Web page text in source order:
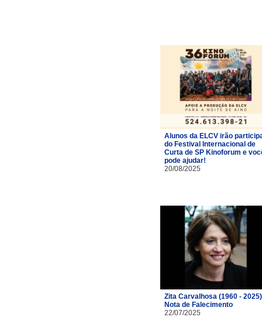
Alunos da ELCV irão
do Festival Internacional de
Curta de SP Kinoforum e
pode ajudar!
20/08/2025
Zita Carvalhosa (1960 -
Nota de Falecimento
22/07/2025